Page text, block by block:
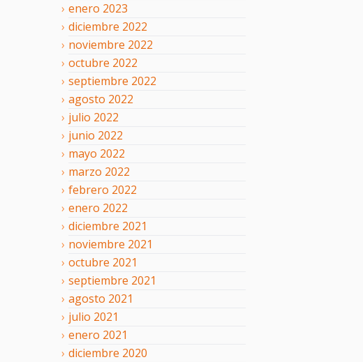
enero 2023
diciembre 2022
noviembre 2022
octubre 2022
septiembre 2022
agosto 2022
julio 2022
junio 2022
mayo 2022
marzo 2022
febrero 2022
enero 2022
diciembre 2021
noviembre 2021
octubre 2021
septiembre 2021
agosto 2021
julio 2021
enero 2021
diciembre 2020